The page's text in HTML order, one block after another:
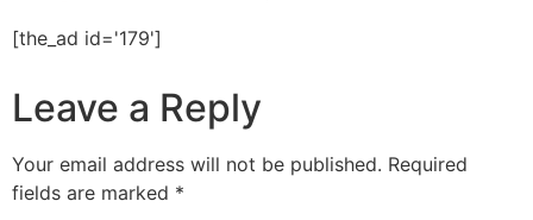
[the_ad id='179']
Leave a Reply
Your email address will not be published. Required
fields are marked *